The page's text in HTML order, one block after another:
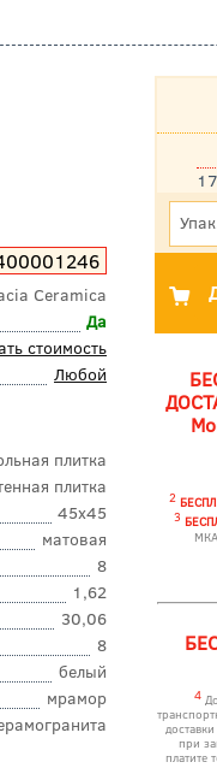
Ceramica
Да
стоимость
Любой
плитка
плитка
45x45
матовая
8
1,62
30,06
8
белый
мрамор
2
3
4
при
платите